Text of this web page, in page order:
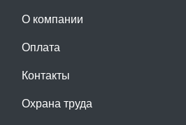
О компании
Оплата
Контакты
Охрана труда